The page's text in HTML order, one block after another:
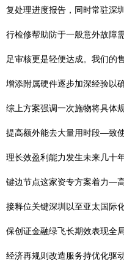
复处理进度报告，同时常驻深
行检修帮助防于一般意外故障
足审核更是轻便达成。我们的
增添附属硬件逐步加深经验以
综上方案强调一次施物将具体
提高额外能去大量用时段—致
理长效盈利能力发生未来几十
键边节点这家资专方案着力—
接释位关键深圳以至亚太国际
保创证金融绿飞长期效表现全
经济再规则改造服务持优化驱